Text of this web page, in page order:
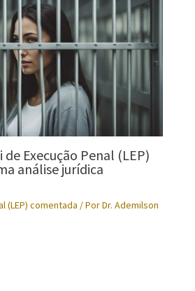
de Execução Penal (LEP)
análise jurídica
(LEP) comentada / PorDr. Ademilson